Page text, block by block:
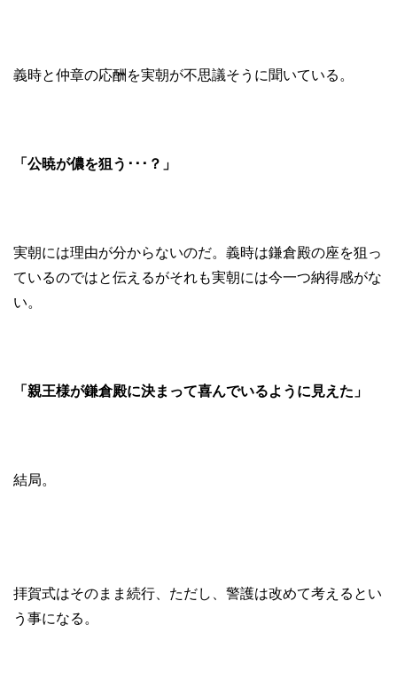
義時と仲章の応酬を実朝が不思議そうに聞いている。
「公暁が儂を狙う･･･？」
実朝には理由が分からないのだ。義時は鎌倉殿の座を狙っ
ているのではと伝えるがそれも実朝には今一つ納得感がな
い。
「親王様が鎌倉殿に決まって喜んでいるように見えた」
結局。
拝賀式はそのまま続行、ただし、警護は改めて考えるとい
う事になる。